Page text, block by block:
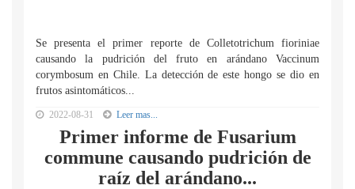
Se presenta el primer reporte de Colletotrichum fioriniae
causando la pudrición del fruto en arándano Vaccinum
corymbosum en Chile. La detección de este hongo se dio en
frutos asintomáticos...
2022-08-31 Leer mas...
Primer informe de Fusarium
commune causando pudrición de
raíz del arándano...